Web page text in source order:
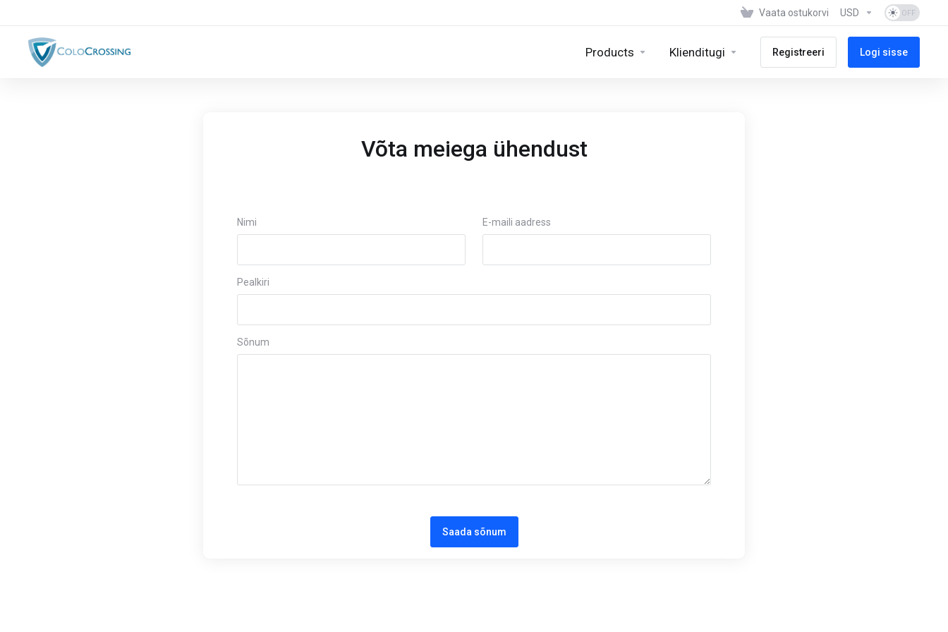
Vaata ostukorvi USD
Products Klienditugi Registreeri Logi sisse
Võta meiega ühendust
Nimi E-maili aadress
Pealkiri
Sõnum
Saada sõnum